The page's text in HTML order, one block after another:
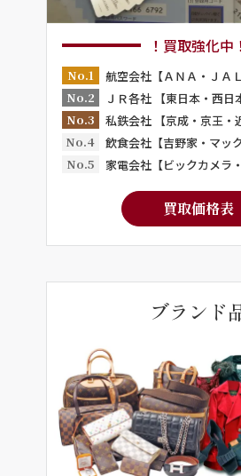
！買取強化中！
No.1
航空会社【ＡＮＡ・ＪＡ
No.2
ＪＲ各社 【東日本・西日
No.3
私鉄会社 【京成・京王・
No.4
飲食会社【吉野家・マッ
No.5
家電会社【ビックカメラ
買取価格表
ブランド